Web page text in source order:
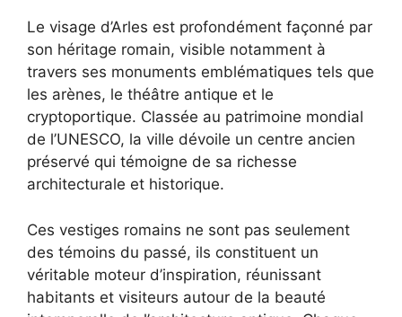
Le visage d’Arles est profondément façonné par
son héritage romain, visible notamment à
travers ses monuments emblématiques tels que
les arènes, le théâtre antique et le
cryptoportique. Classée au patrimoine mondial
de l’UNESCO, la ville dévoile un centre ancien
préservé qui témoigne de sa richesse
architecturale et historique.
Ces vestiges romains ne sont pas seulement
des témoins du passé, ils constituent un
véritable moteur d’inspiration, réunissant
habitants et visiteurs autour de la beauté